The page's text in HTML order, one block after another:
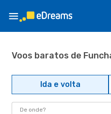
Voos baratos de
Ida e volta
De onde?